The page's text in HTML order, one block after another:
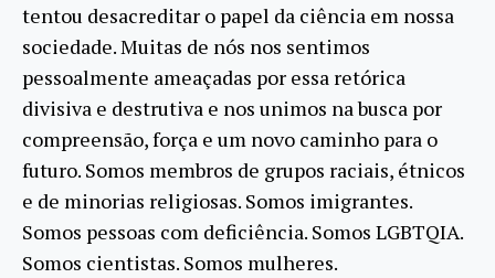
tentou desacreditar o papel da ciência em nossa
sociedade. Muitas de nós nos sentimos
pessoalmente ameaçadas por essa retórica
divisiva e destrutiva e nos unimos na busca por
compreensão, força e um novo caminho para o
futuro. Somos membros de grupos raciais, étnicos
e de minorias religiosas. Somos imigrantes.
Somos pessoas com deficiência. Somos LGBTQIA.
Somos cientistas. Somos mulheres.